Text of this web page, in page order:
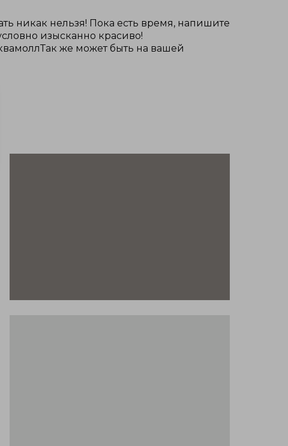
никак нельзя! Пока есть время, напишите
изысканно красиво!
же может быть на вашей